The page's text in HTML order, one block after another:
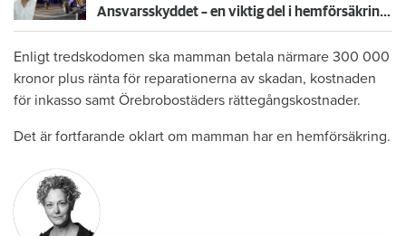
Ansvarsskyddet – en viktig del i hemförsäkringen
Enligt tredskodomen ska mamman betala närmare 300 000
kronor plus ränta för reparationerna av skadan, kostnaden
för inkasso samt Örebrobostäders rättegångskostnader.
Det är fortfarande oklart om mamman har en hemförsäkring.